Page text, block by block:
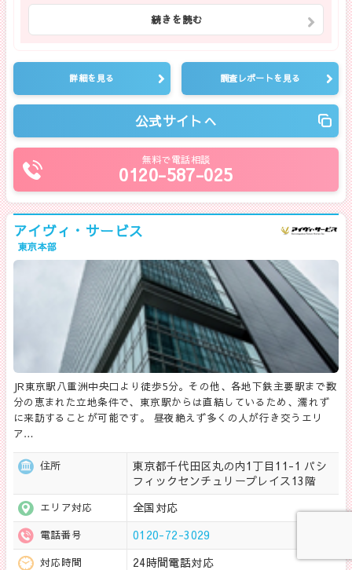
続きを読む
詳細を見る 調査レポートを見る
公式サイトへ
無料で電話相談
0120-587-025
アイヴィ・サービス
東京本部
JR東京駅八重洲中央口より徒歩5分。その他、各地下鉄主要駅まで数
分の恵まれた立地条件で、東京駅からは直結しているため、濡れず
に来訪することが可能です。 昼夜絶えず多くの人が行き交うエリ
ア…
住所
東京都千代田区丸の内1丁目11-1 パシ
フィックセンチュリープレイス13階
エリア対応 全国対応
電話番号 0120-72-3029
対応時間 24時間電話対応